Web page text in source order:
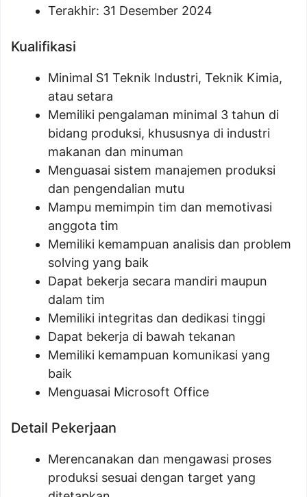
Terakhir: 31 Desember 2024
Kualifikasi
Minimal S1 Teknik Industri, Teknik Kimia,
atau setara
Memiliki pengalaman minimal 3 tahun di
bidang produksi, khususnya di industri
makanan dan minuman
Menguasai sistem manajemen produksi
dan pengendalian mutu
Mampu memimpin tim dan memotivasi
anggota tim
Memiliki kemampuan analisis dan problem
solving yang baik
Dapat bekerja secara mandiri maupun
dalam tim
Memiliki integritas dan dedikasi tinggi
Dapat bekerja di bawah tekanan
Memiliki kemampuan komunikasi yang
baik
Menguasai Microsoft Office
Detail Pekerjaan
Merencanakan dan mengawasi proses
produksi sesuai dengan target yang